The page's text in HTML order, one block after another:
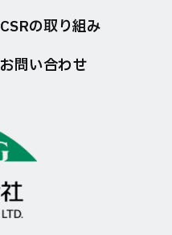
CSRの取り組み
お問い合わせ